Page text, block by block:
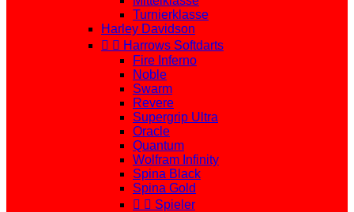
Turnierklasse
Harley Davidson
  Harrows Softdarts
Fire Inferno
Noble
Swarm
Revere
Supergrip Ultra
Oracle
Quantum
Wolfram Infinity
Spina Black
Spina Gold
  Spieler